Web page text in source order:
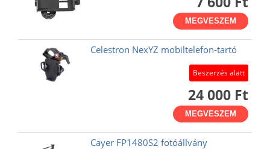
MEGVESZEM
Celestron NexYZ mobiltelefon-tartó
Beszerzés alatt
24 000 Ft
MEGVESZEM
Cayer FP1480S2 fotóállvány